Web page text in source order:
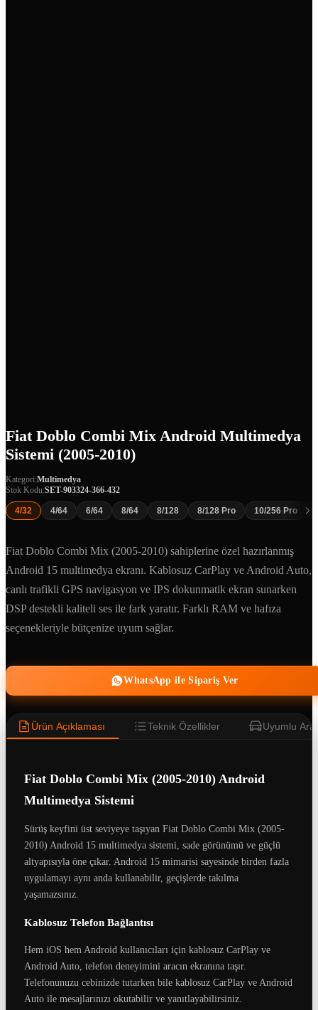
Fiat Doblo Combi Mix Android Multimedya
Sistemi (2005-2010)
Kategori:Multimedya
Stok Kodu:SET-903324-366-432
4/32 4/64 6/64 8/64 8/128 8/128 Pro 10/256 Pro
Fiat Doblo Combi Mix (2005-2010) sahiplerine özel hazırlanmış
Android 15 multimedya ekranı. Kablosuz CarPlay ve Android Auto,
canlı trafikli GPS navigasyon ve IPS dokunmatik ekran sunarken
DSP destekli kaliteli ses ile fark yaratır. Farklı RAM ve hafıza
seçenekleriyle bütçenize uyum sağlar.
WhatsApp ile Sipariş Ver
Ürün Açıklaması Teknik Özellikler Uyumlu
Fiat Doblo Combi Mix (2005-2010) Android
Multimedya Sistemi
Sürüş keyfini üst seviyeye taşıyan Fiat Doblo Combi Mix (2005-
2010) Android 15 multimedya sistemi, sade görünümü ve güçlü
altyapısıyla öne çıkar. Android 15 mimarisi sayesinde birden fazla
uygulamayı aynı anda kullanabilir, geçişlerde takılma
yaşamazsınız.
Kablosuz Telefon Bağlantısı
Hem iOS hem Android kullanıcıları için kablosuz CarPlay ve
Android Auto, telefon deneyimini aracın ekranına taşır.
Telefonunuzu cebinizde tutarken bile kablosuz CarPlay ve Android
Auto ile mesajlarınızı okutabilir ve yanıtlayabilirsiniz.